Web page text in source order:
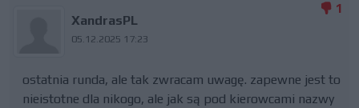
XandrasPL
05.12.2025 17:23
1
ostatnia runda, ale tak zwracam uwagę. zapewne jest to
nieistotne dla nikogo, ale jak są pod kierowcami nazwy